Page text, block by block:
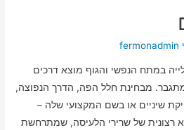
fermonadmin
במתח הנפשי והגוף מוצא דרכים
מבחינת חלל הפה, הדרך הנפוצה,
שיניים או בשם המקצועי שלה –
רצונית של שרירי הלעיסה, שמתרחשת